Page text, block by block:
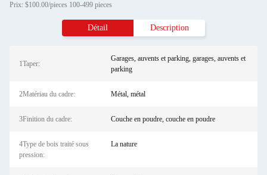
Prix: $100.00/pieces 100-499 pieces
Détail Description
1Taper:
Garages, auvents et parking, garages, auvents et
parking
2Matériau du cadre: Métal, métal
3Finition du cadre: Couche en poudre, couche en poudre
4Type de bois traité sous
pression:
La nature